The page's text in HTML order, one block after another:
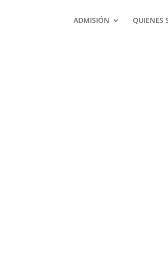
ADMISIÓN QUIENES